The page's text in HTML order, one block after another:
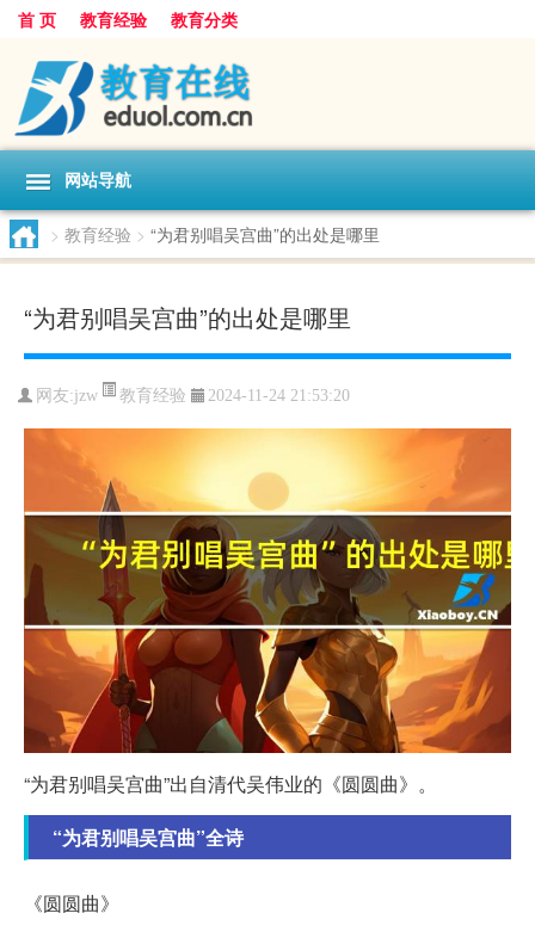
首 页 教育经验 教育分类
网站导航
> 教育经验 > “为君别唱吴宫曲”的出处是哪里
“为君别唱吴宫曲”的出处是哪里
网友:jzw 教育经验 2024-11-24 21:53:20
“为君别唱吴宫曲”出自清代吴伟业的《圆圆曲》。
“为君别唱吴宫曲”全诗
《圆圆曲》